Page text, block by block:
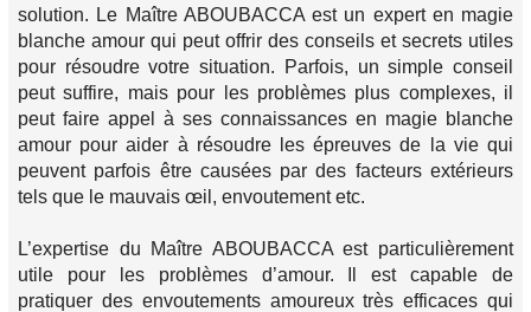
solution. Le Maître ABOUBACCA est un expert en magie
blanche amour qui peut offrir des conseils et secrets utiles
pour résoudre votre situation. Parfois, un simple conseil
peut suffire, mais pour les problèmes plus complexes, il
peut faire appel à ses connaissances en magie blanche
amour pour aider à résoudre les épreuves de la vie qui
peuvent parfois être causées par des facteurs extérieurs
tels que le mauvais œil, envoutement etc.
L’expertise du Maître ABOUBACCA est particulièrement
utile pour les problèmes d’amour. Il est capable de
pratiquer des envoutements amoureux très efficaces qui